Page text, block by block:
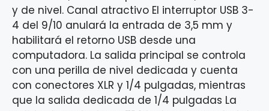
y de nivel. Canal atractivo El interruptor USB 3-
4 del 9/10 anulará la entrada de 3,5 mm y
habilitará el retorno USB desde una
computadora. La salida principal se controla
con una perilla de nivel dedicada y cuenta
con conectores XLR y 1/4 pulgadas, mientras
que la salida dedicada de 1/4 pulgadas La